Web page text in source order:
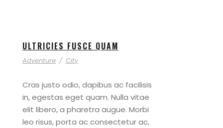
ULTRICIES FUSCE QUAM
Adventure / City
Cras justo odio, dapibus ac facilisis
in, egestas eget quam. Nulla vitae
elit libero, a pharetra augue. Morbi
leo risus, porta ac consectetur ac,